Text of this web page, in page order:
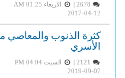
الاربعاء AM 01:25
2017-04-12
كثرة الذنوب والمعاصي
الأسري
السبت PM 04:04
2019-09-07